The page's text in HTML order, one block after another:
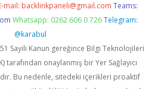
mail: backlinkpaneli@gmail.com Teams:
Whatsapp: 0262 606 0 726 Telegram:
@karabul
Sayılı Kanun gereğince Bilgi Teknolojileri
tarafından onaylanmış bir Yer Sağlayıcı
Bu nedenle, sitedeki içerikleri proaktif